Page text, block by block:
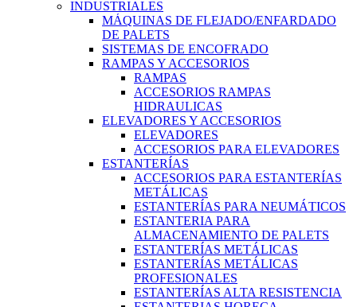
INDUSTRIALES
MÁQUINAS DE FLEJADO/ENFARDADO
DE PALETS
SISTEMAS DE ENCOFRADO
RAMPAS Y ACCESORIOS
RAMPAS
ACCESORIOS RAMPAS
HIDRAULICAS
ELEVADORES Y ACCESORIOS
ELEVADORES
ACCESORIOS PARA ELEVADORES
ESTANTERÍAS
ACCESORIOS PARA ESTANTERÍAS
METÁLICAS
ESTANTERÍAS PARA NEUMÁTICOS
ESTANTERIA PARA
ALMACENAMIENTO DE PALETS
ESTANTERÍAS METÁLICAS
ESTANTERÍAS METÁLICAS
PROFESIONALES
ESTANTERÍAS ALTA RESISTENCIA